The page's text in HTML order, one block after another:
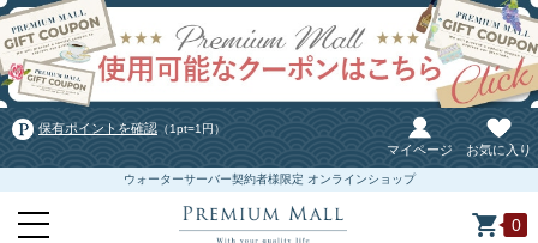
保有ポイントを確認 （1pt=1円）
マイページ お気に入り
ウォーターサーバー契約者様限定 オンラインショップ
0